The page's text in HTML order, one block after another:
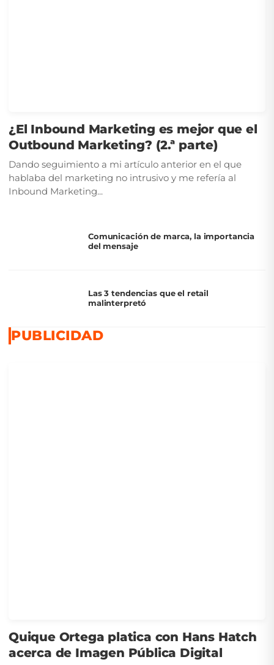
¿El Inbound Marketing es mejor que el
Outbound Marketing? (2.ª parte)
Dando seguimiento a mi artículo anterior en el que
hablaba del marketing no intrusivo y me refería al
Inbound Marketing...
Comunicación de marca, la importancia
del mensaje
Las 3 tendencias que el retail
malinterpretó
PUBLICIDAD
Quique Ortega platica con Hans Hatch
acerca de Imagen Pública Digital